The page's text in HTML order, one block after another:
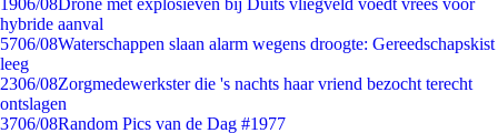
1906/08Drone met explosieven bij Duits vliegveld voedt vrees voor
hybride aanval
5706/08Waterschappen slaan alarm wegens droogte: Gereedschapskist
leeg
2306/08Zorgmedewerkster die 's nachts haar vriend bezocht terecht
ontslagen
3706/08Random Pics van de Dag #1977